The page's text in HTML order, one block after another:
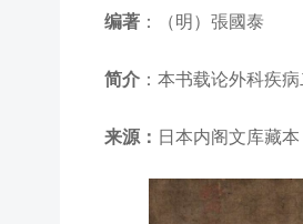
编著：（明）張國泰
简介：本书载论外科疾
来源： 日本内阁文库藏本